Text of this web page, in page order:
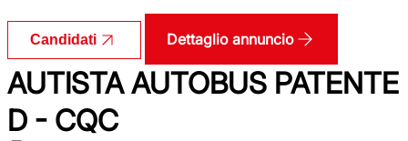
Candidati Dettaglio annuncio
AUTISTA AUTOBUS PATENTE
D - CQC